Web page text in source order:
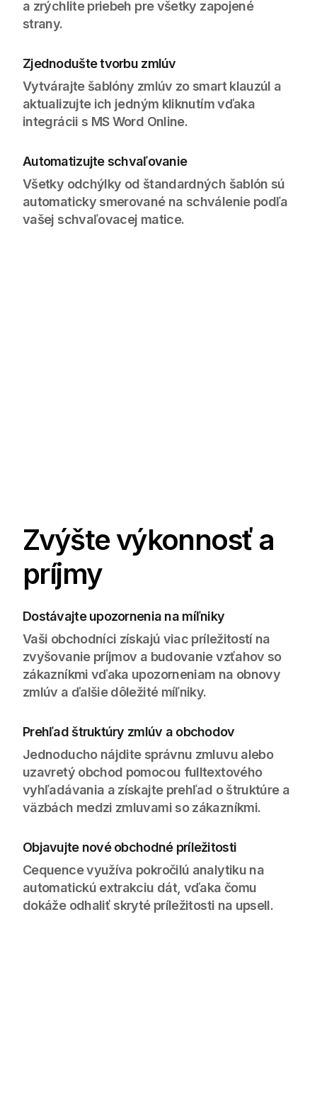
a zrýchlite priebeh pre všetky zapojené
strany.
Zjednodušte tvorbu zmlúv
Vytvárajte šablóny zmlúv zo smart klauzúl a
aktualizujte ich jedným kliknutím vďaka
integrácii s MS Word Online.
Automatizujte schvaľovanie
Všetky odchýlky od štandardných šablón sú
automaticky smerované na schválenie podľa
vašej schvaľovacej matice.
Zvýšte výkonnosť a
príjmy
Dostávajte upozornenia na míľniky
Vaši obchodníci získajú viac príležitostí na
zvyšovanie príjmov a budovanie vzťahov so
zákazníkmi vďaka upozorneniam na obnovy
zmlúv a ďalšie dôležité míľniky.
Prehľad štruktúry zmlúv a obchodov
Jednoducho nájdite správnu zmluvu alebo
uzavretý obchod pomocou fulltextového
vyhľadávania a získajte prehľad o štruktúre a
väzbách medzi zmluvami so zákazníkmi.
Objavujte nové obchodné príležitosti
Cequence využíva pokročilú analytiku na
automatickú extrakciu dát, vďaka čomu
dokáže odhaliť skryté príležitosti na upsell.